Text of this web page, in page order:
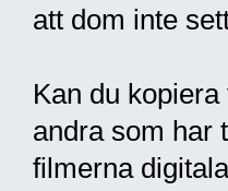
att dom inte
Kan du
andra som har
filmerna